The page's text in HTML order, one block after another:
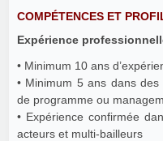
COMPÉTENCES ET
Expérience
• Minimum 10 ans
• Minimum 5 ans dans
de programme ou
• Expérience confirmée
acteurs et multi-bailleurs